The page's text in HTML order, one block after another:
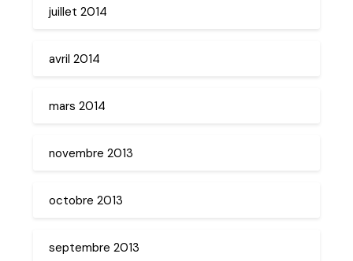
juillet 2014
avril 2014
mars 2014
novembre 2013
octobre 2013
septembre 2013